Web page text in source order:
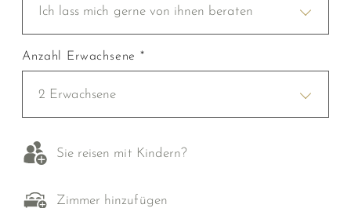
Ich lass mich gerne von ihnen beraten
Anzahl Erwachsene *
2 Erwachsene
Sie reisen mit Kindern?
Zimmer hinzufügen